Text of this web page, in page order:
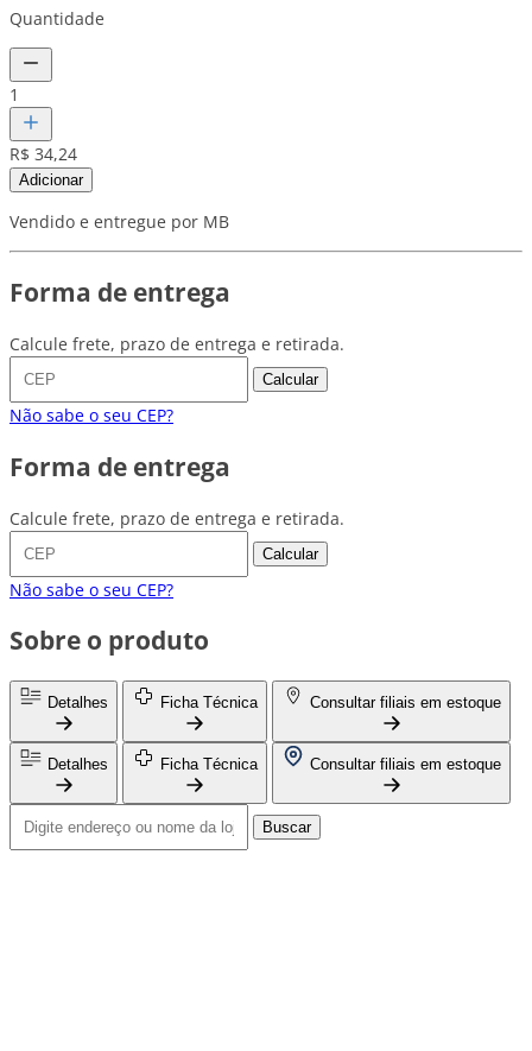
Quantidade
1
R$ 34,24
Adicionar
Vendido e entregue por MB
Forma de entrega
Calcule frete, prazo de entrega e retirada.
Calcular
Não sabe o seu CEP?
Forma de entrega
Calcule frete, prazo de entrega e retirada.
Calcular
Não sabe o seu CEP?
Sobre o produto
Detalhes Ficha Técnica Consultar filiais em estoque
Detalhes Ficha Técnica Consultar filiais em estoque
Buscar